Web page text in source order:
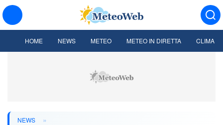
HOME NEWS METEO METEO IN DIRETTA CLIMA
NEWS »